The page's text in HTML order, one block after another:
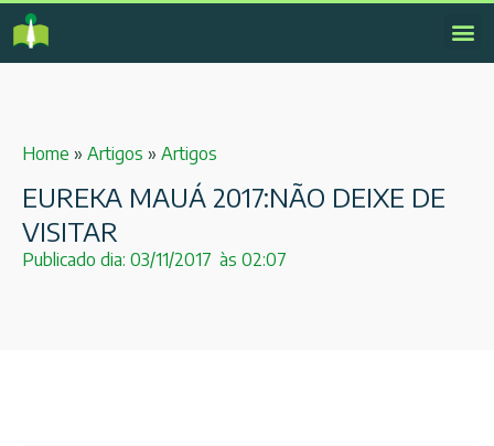
Home » Artigos » Artigos
EUREKA MAUÁ 2017:NÃO DEIXE DE
VISITAR
Publicado dia: 03/11/2017 às 02:07